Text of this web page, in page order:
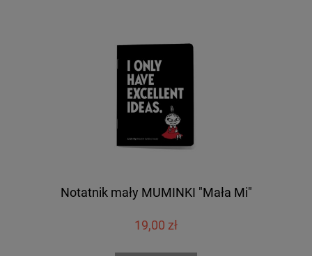
Notatnik mały MUMINKI "Mała Mi"
19,00 zł